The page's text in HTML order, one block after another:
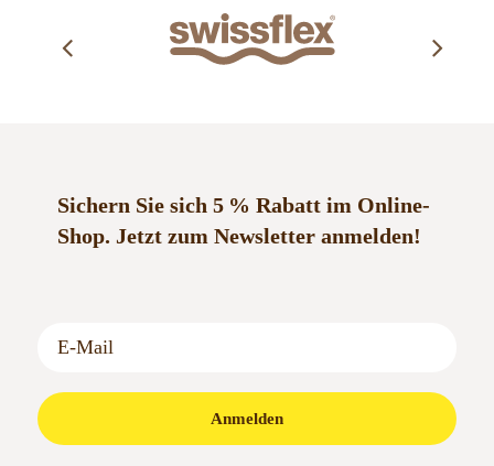
Sichern Sie sich 5 % Rabatt im Online-
Shop. Jetzt zum Newsletter anmelden!
Anmelden